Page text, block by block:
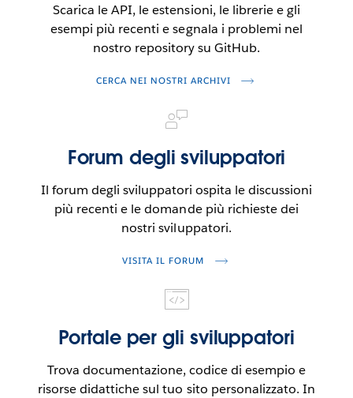
Scarica le API, le estensioni, le librerie e gli
esempi più recenti e segnala i problemi nel
nostro repository su GitHub.
CERCA NEI NOSTRI ARCHIVI
SI
NUOVA
Forum degli sviluppatori
Il forum degli sviluppatori ospita le discussioni
più recenti e le domande più richieste dei
nostri sviluppatori.
VISITA IL FORUM
SI
NUOVA
Portale per gli sviluppatori
Trova documentazione, codice di esempio e
risorse didattiche sul tuo sito personalizzato. In